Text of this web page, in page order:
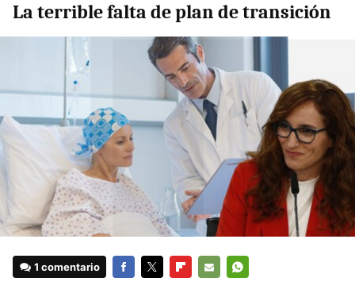
La terrible falta de plan de transición
1 comentario